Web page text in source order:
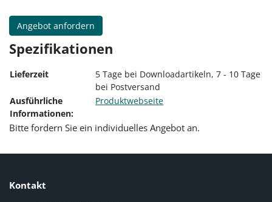
Angebot anfordern
Spezifikationen
Lieferzeit
5 Tage bei Downloadartikeln, 7 - 10 Tage
bei Postversand
Ausführliche
Informationen:
Produktwebseite
Bitte fordern Sie ein individuelles Angebot an.
Kontakt